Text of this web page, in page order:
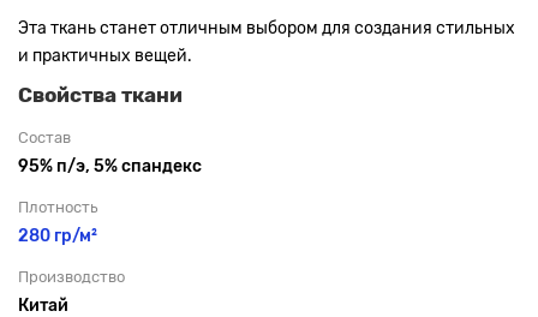
Эта ткань станет отличным выбором для создания стильных
и практичных вещей.
Свойства ткани
Состав
95% п/э, 5% спандекс
Плотность
280 гр/м²
Производство
Китай